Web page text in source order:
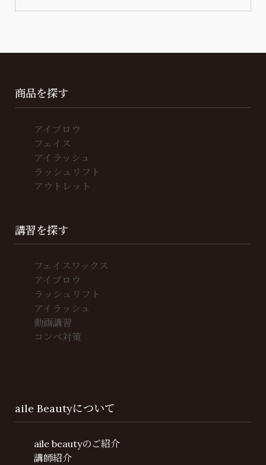
商品を探す
アイブロウ
フェイス
アイラッシュ
ラッシュリフト
アウトレット
講習を探す
フェイスワックス
アイブロウ
ラッシュリフト
アイラッシュ
動画講習
コンペ対策
aile Beautyについて
aile beautyのご紹介
講師紹介